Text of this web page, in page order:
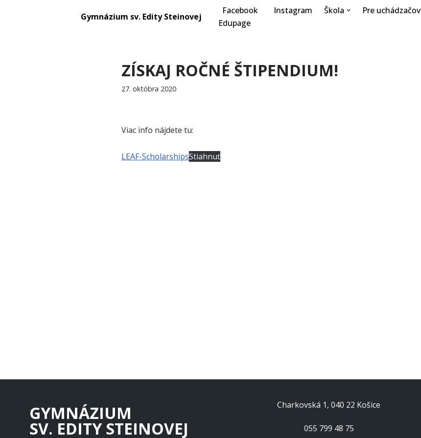
Gymnázium sv. Edity Steinovej
Facebook Instagram Škola Pre uchádzačov
Edupage
ZÍSKAJ ROČNÉ ŠTIPENDIUM!
27. októbra 2020
Viac info nájdete tu:
LEAF-ScholarshipsStiahnuť
GYMNÁZIUM
SV. EDITY STEINOVEJ
Charkovská 1, 040 22 Košice
055 799 48 75